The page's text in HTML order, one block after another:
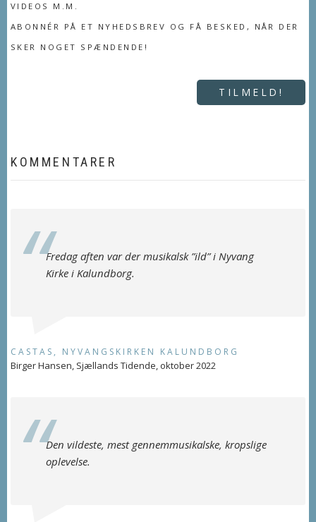
VIDEOS M.M.
ABONNÉR PÅ ET NYHEDSBREV OG FÅ BESKED, NÅR DER
SKER NOGET SPÆNDENDE!
TILMELD!
KOMMENTARER
Fredag aften var der musikalsk ”ild” i Nyvang
Kirke i Kalundborg.
CASTAS, NYVANGSKIRKEN KALUNDBORG
Birger Hansen, Sjællands Tidende, oktober 2022
Den vildeste, mest gennemmusikalske, kropslige
oplevelse.